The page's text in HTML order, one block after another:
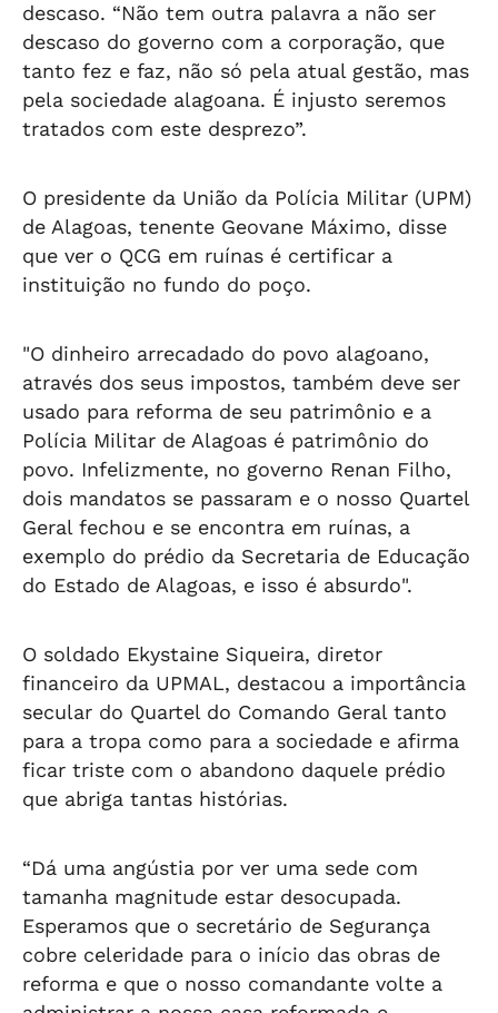
descaso. “Não tem outra palavra a não ser
descaso do governo com a corporação, que
tanto fez e faz, não só pela atual gestão, mas
pela sociedade alagoana. É injusto seremos
tratados com este desprezo”.
O presidente da União da Polícia Militar (UPM)
de Alagoas, tenente Geovane Máximo, disse
que ver o QCG em ruínas é certificar a
instituição no fundo do poço.
"O dinheiro arrecadado do povo alagoano,
através dos seus impostos, também deve ser
usado para reforma de seu patrimônio e a
Polícia Militar de Alagoas é patrimônio do
povo. Infelizmente, no governo Renan Filho,
dois mandatos se passaram e o nosso Quartel
Geral fechou e se encontra em ruínas, a
exemplo do prédio da Secretaria de Educação
do Estado de Alagoas, e isso é absurdo".
O soldado Ekystaine Siqueira, diretor
financeiro da UPMAL, destacou a importância
secular do Quartel do Comando Geral tanto
para a tropa como para a sociedade e afirma
ficar triste com o abandono daquele prédio
que abriga tantas histórias.
“Dá uma angústia por ver uma sede com
tamanha magnitude estar desocupada.
Esperamos que o secretário de Segurança
cobre celeridade para o início das obras de
reforma e que o nosso comandante volte a